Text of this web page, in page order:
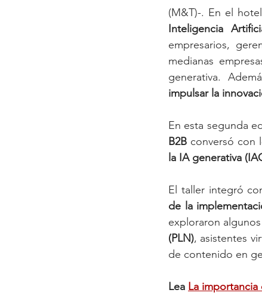
(M&T)-. En el
Inteligencia
empresarios,
medianas
generativa.
impulsar la
En esta segunda
B2B conversó con
la IA generativa
El taller integró
de la
exploraron
(PLN), asistentes
de contenido en
Lea La